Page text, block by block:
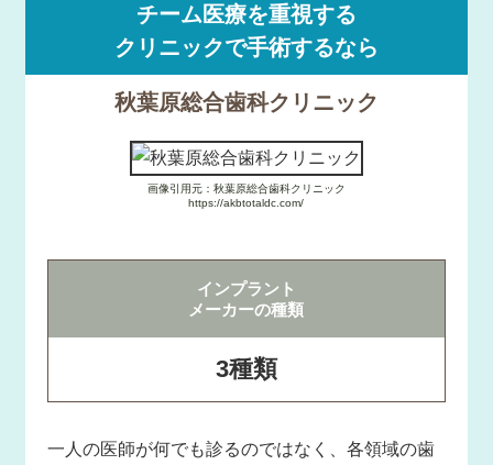
チーム医療を重視する
クリニックで手術するなら
秋葉原総合歯科クリニック
画像引用元：秋葉原総合歯科クリニック
https://akbtotaldc.com/
インプラント
メーカーの種類
3種類
一人の医師が何でも診るのではなく、各領域の歯